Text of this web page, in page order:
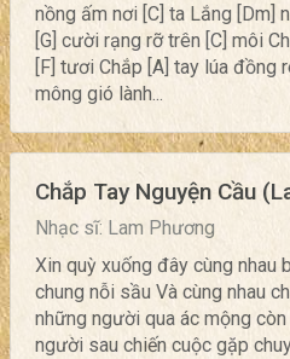
nồng ấm nơi [C] ta Lắng [Dm]
[G] cười rạng rỡ trên [C] môi
[F] tươi Chắp [A] tay lúa đồng
mông gió lành...
Chắp Tay Nguyện Cầu
Nhạc sĩ: Lam Phương
Xin quỳ xuống đây cùng nhau
chung nỗi sầu Và cùng nhau
những người qua ác mộng
người sau chiến cuộc gặp